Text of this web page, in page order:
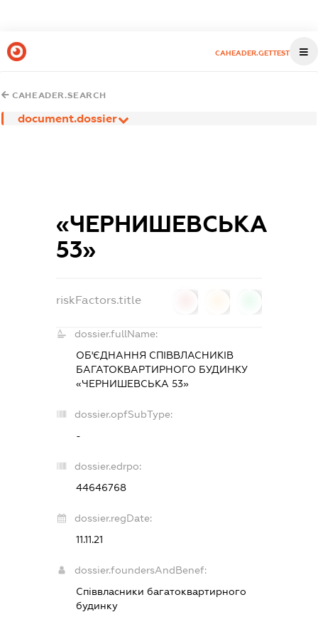
CAHEADER.GETTEST
CAHEADER.SEARCH
document.dossier
«ЧЕРНИШЕВСЬКА
53»
riskFactors.title
dossier.fullName:
ОБ'ЄДНАННЯ СПІВВЛАСНИКІВ
БАГАТОКВАРТИРНОГО БУДИНКУ
«ЧЕРНИШЕВСЬКА 53»
dossier.opfSubType:
-
dossier.edrpo:
44646768
dossier.regDate:
11.11.21
dossier.foundersAndBenef:
Співвласники багатоквартирного
будинку